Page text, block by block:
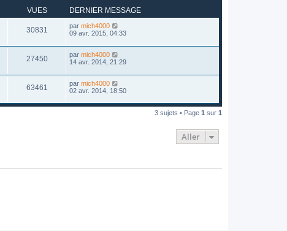
VUES DERNIER MESSAGE
30831 par mich4000
09 avr. 2015, 04:33
27450 par mich4000
14 avr. 2014, 21:29
63461 par mich4000
02 avr. 2014, 18:50
3 sujets • Page 1 sur 1
Aller